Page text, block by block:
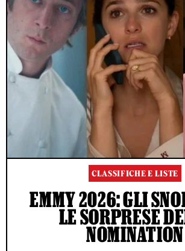
CLASSIFICHE E LISTE
EMMY 2026: GLI
LE SORPRESE
NOMINATION